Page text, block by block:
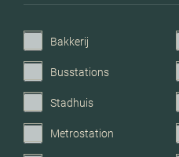
GarageBakkerij
Busstations
Stadhuis
Metrostation